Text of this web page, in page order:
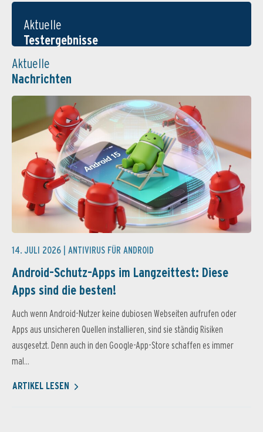
Aktuelle
Testergebnisse
Aktuelle
Nachrichten
14. JULI 2026 | ANTIVIRUS FÜR ANDROID
Android-Schutz-Apps im Langzeittest: Diese
Apps sind die besten!
Auch wenn Android-Nutzer keine dubiosen Webseiten aufrufen oder
Apps aus unsicheren Quellen installieren, sind sie ständig Risiken
ausgesetzt. Denn auch in den Google-App-Store schaffen es immer
mal...
ARTIKEL LESEN